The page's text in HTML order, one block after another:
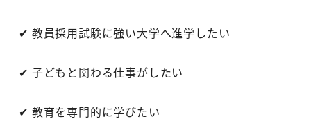
✔ 教員採用試験に強い大学へ進学したい
✔ 子どもと関わる仕事がしたい
✔ 教育を専門的に学びたい